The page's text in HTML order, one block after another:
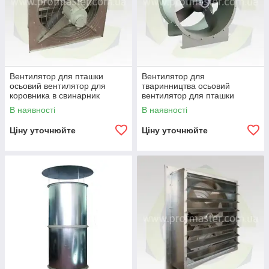
Вентилятор для пташки
осьовий вентилятор для
коровника в свинарник
В наявності
Ціну уточнюйте
Вентилятор для
тваринництва осьовий
вентилятор для пташки
коровника
В наявності
Ціну уточнюйте